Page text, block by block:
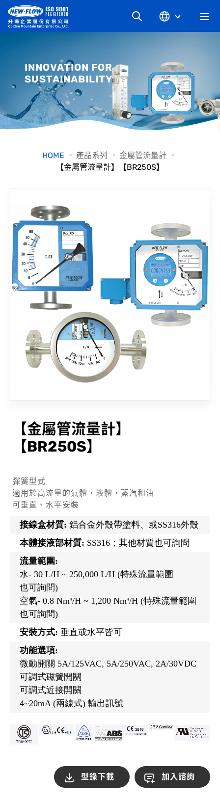
最新消息
知識文章
聯絡我們
INNOVATION FOR
SUSTAINABILITY
HOME 產品系列
金屬管流量計
【金屬管流量計】【BR250S】
【金屬管流量計】
【BR250S】
彈簧型式
適用於高流量的氣體，液體，蒸汽和油
可垂直、水平安裝
接線盒材質:鋁合金外殼帶塗料、或SS316外殼
本體接液部材質: SS316；其他材質也可詢問
流量範圍:
水- 30 L/H ~ 250,000 L/H (特殊流量範圍
也可詢問)
空氣- 0.8 Nm³/H ~ 1,200 Nm³/H (特殊流量範圍
也可詢問)
安裝方式:垂直或水平皆可
功能選項:
微動開關 5A/125VAC, 5A/250VAC, 2A/30VDC
可調式磁簧開關
可調式近接開關
4~20mA (兩線式) 輸出訊號
型錄下載 加入諮詢